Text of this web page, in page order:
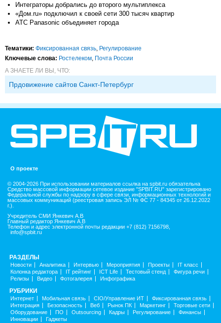
Интеграторы добрались до второго мультиплекса
«Дом.ru» подключил к своей сети 300 тысяч квартир
АТС Panasonic объединяет города
Тематики: Фиксированная связь Регулирование
Ключевые слова: Ростелеком Почта России
А ЗНАЕТЕ ЛИ ВЫ, ЧТО:
Прдовижение сайтов Санкт-Петербург
О проекте
© 2004-2026 При использовании материалов ссылка на spbit.ru обязательна
Средство массовой информации сетевое издание "SPBIT.RU" зарегистрировано
Федеральной службы по надзору в сфере связи, информационных технологий и
массовых коммуникаций (реестровая запись ЭЛ № ФС 77 - 84345 от 26.12.2022
г.).
Учредитель СМИ Янкевич А.В
Главный редактор Янкевич А.В
Телефон и адрес электронной почты редакции +7 (812) 7156798,
info@spbit.ru
РАЗДЕЛЫ
Новости Аналитика Интервью Мероприятия Проекты
IT класс
Колонка редактора
IT рейтинг ICT Life Тестовый стенд
Фигура речи
Релизы
Видео Фотогалерея Инфографика
РУБРИКИ
Интернет Мобильная связь CIO/Управление ИТ
Фиксированная связь
Интеграция
Безопасность Веб Рынок ПК Маркетинг
Торговые сети
Оборудование
ПО Outsourcing Кадры Регулирование
Финансы
Инновации
Гаджеты